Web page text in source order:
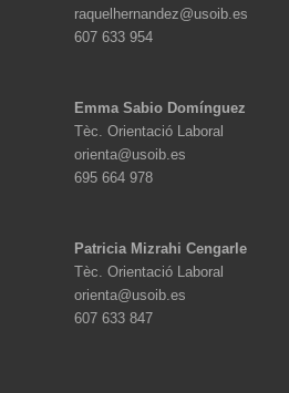
raquelhernandez@usoib.es
607 633 954
Emma Sabio Domínguez
Tèc. Orientació Laboral
orienta@usoib.es
695 664 978
Patricia Mizrahi Cengarle
Tèc. Orientació Laboral
orienta@usoib.es
607 633 847